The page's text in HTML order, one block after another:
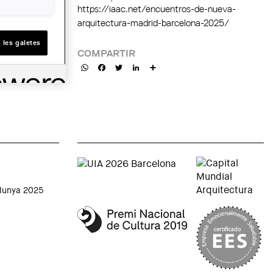
https://iaac.net/encuentros-de-nueva-
arquitectura-madrid-barcelona-2025/
COMPARTIR
WhatsAppFacebookTwitterLinkedIn
2025
les galetes